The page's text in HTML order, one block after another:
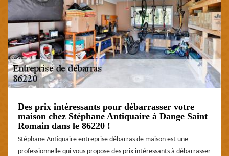
Des prix intéressants pour débarrasser votre
maison chez Stéphane Antiquaire à Dange Saint
Romain dans le 86220 !
Stéphane Antiquaire entreprise débarras de maison est une
professionnelle qui vous propose des prix intéressants à débarrasser